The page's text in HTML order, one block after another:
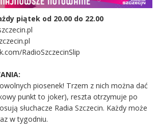
piątek od 20.00 do 22.00
RadioSzczecinSlip
piosenek! Trzem z nich można dać
punkt to joker), reszta otrzymuje po
słuchacze Radia Szczecin. Każdy może
w tygodniu.